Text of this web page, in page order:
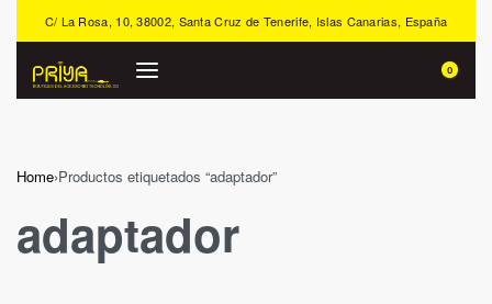
C/ La Rosa, 10, 38002, Santa Cruz de Tenerife, Islas Canarias, España
0
Home›Productos etiquetados “adaptador”
adaptador